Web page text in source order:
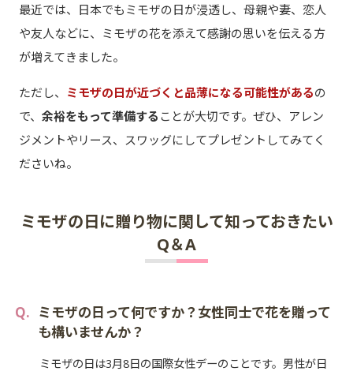
最近では、日本でもミモザの日が浸透し、母親や妻、恋人
や友人などに、ミモザの花を添えて感謝の思いを伝える方
が増えてきました。
ただし、 ミモザの日が近づくと品薄になる可能性があるの
で、 余裕をもって準備する ことが大切です。ぜひ、アレン
ジメントやリース、スワッグにしてプレゼントしてみてく
ださいね。
ミモザの日に贈り物に関して知っておきたい
Q＆A
ミモザの日って何ですか？女性同士で花を贈って
も構いませんか？
ミモザの日は3月8日の国際女性デーのことです。男性が日